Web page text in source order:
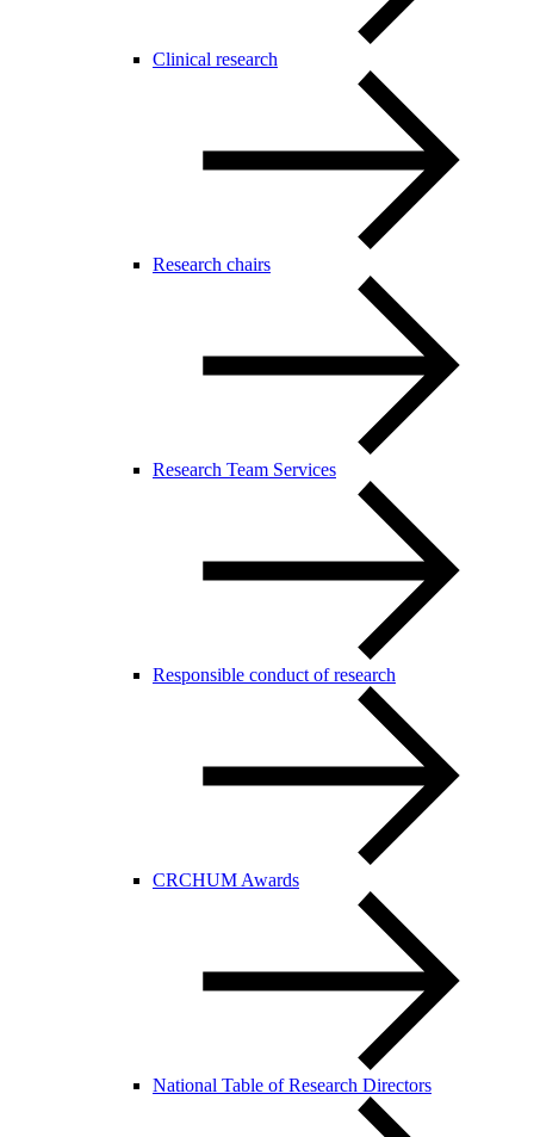
Clinical research
Research chairs
Research Team Services
Responsible conduct of research
CRCHUM Awards
National Table of Research Directors